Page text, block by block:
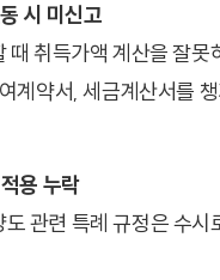
시 미신고
취득가액 계산을 잘못
계약서, 세금계산서를
용 누락
관련 특례 규정은 수